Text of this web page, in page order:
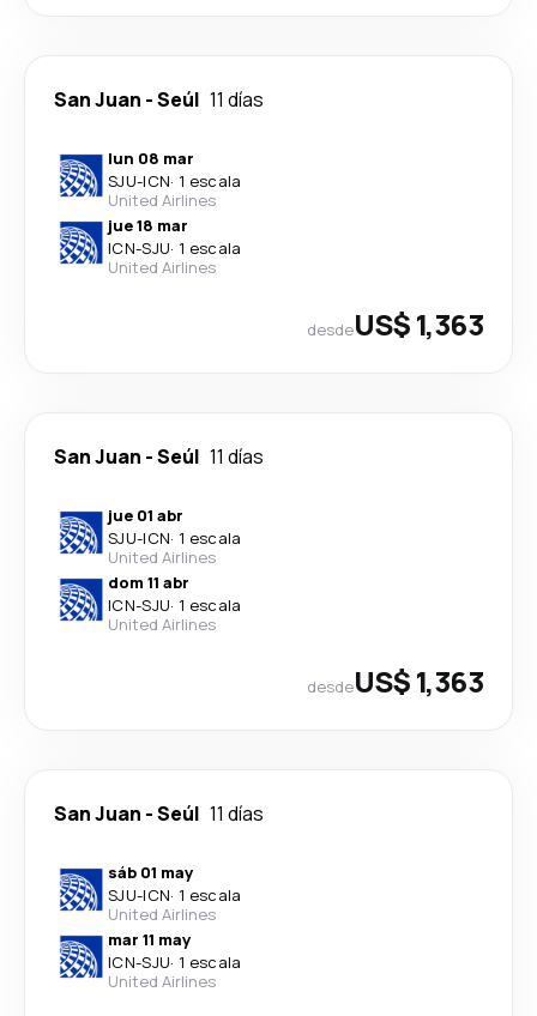
San Juan -Seúl 11 días
lun 08 mar
SJU-ICN· 1 escala
United Airlines
jue 18 mar
ICN-SJU· 1 escala
United Airlines
desdeUS$ 1,363
San Juan -Seúl 11 días
jue 01 abr
SJU-ICN· 1 escala
United Airlines
dom 11 abr
ICN-SJU· 1 escala
United Airlines
desdeUS$ 1,363
San Juan -Seúl 11 días
sáb 01 may
SJU-ICN· 1 escala
United Airlines
mar 11 may
ICN-SJU· 1 escala
United Airlines